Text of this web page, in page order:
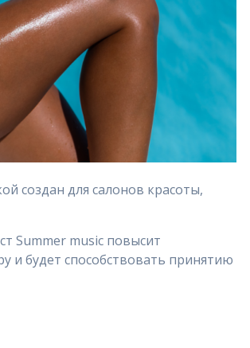
создан для салонов красоты,
Summer music повысит
и будет способствовать принятию